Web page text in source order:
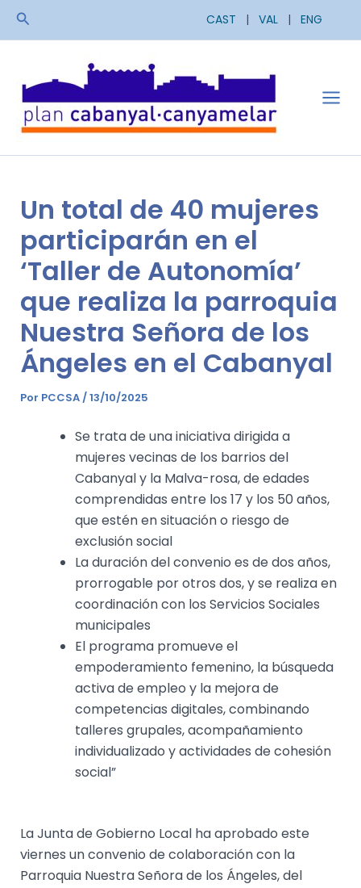
Buscar CAST | VAL | ENG
Un total de 40 mujeres
participarán en el
‘Taller de Autonomía’
que realiza la parroquia
Nuestra Señora de los
Ángeles en el Cabanyal
Por PCCSA/13/10/2025
Se trata de una iniciativa dirigida a
mujeres vecinas de los barrios del
Cabanyal y la Malva-rosa, de edades
comprendidas entre los 17 y los 50 años,
que estén en situación o riesgo de
exclusión social
La duración del convenio es de dos años,
prorrogable por otros dos, y se realiza en
coordinación con los Servicios Sociales
municipales
El programa promueve el
empoderamiento femenino, la búsqueda
activa de empleo y la mejora de
competencias digitales, combinando
talleres grupales, acompañamiento
individualizado y actividades de cohesión
social”
La Junta de Gobierno Local ha aprobado este
viernes un convenio de colaboración con la
Parroquia Nuestra Señora de los Ángeles, del